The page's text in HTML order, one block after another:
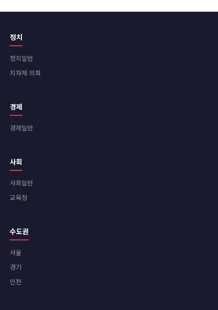
정치
정치일반
지자체 의회
경제
경제일반
사회
사회일반
교육청
수도권
서울
경기
인천